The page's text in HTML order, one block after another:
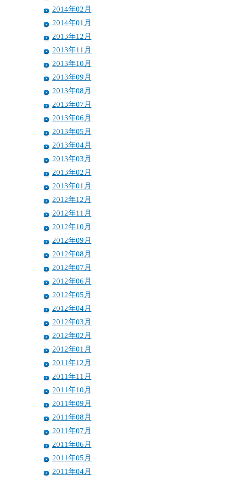
2014年02月
2014年01月
2013年12月
2013年11月
2013年10月
2013年09月
2013年08月
2013年07月
2013年06月
2013年05月
2013年04月
2013年03月
2013年02月
2013年01月
2012年12月
2012年11月
2012年10月
2012年09月
2012年08月
2012年07月
2012年06月
2012年05月
2012年04月
2012年03月
2012年02月
2012年01月
2011年12月
2011年11月
2011年10月
2011年09月
2011年08月
2011年07月
2011年06月
2011年05月
2011年04月